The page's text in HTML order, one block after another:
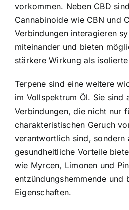
vorkommen. Neben CBD
Cannabinoide wie CBN und
Verbindungen interagieren
miteinander und bieten
stärkere Wirkung als
Terpene sind eine weitere
im Vollspektrum Öl. Sie sind
Verbindungen, die nicht nur
charakteristischen Geruch
verantwortlich sind, sondern
gesundheitliche Vorteile
wie Myrcen, Limonen und
entzündungshemmende und
Eigenschaften.